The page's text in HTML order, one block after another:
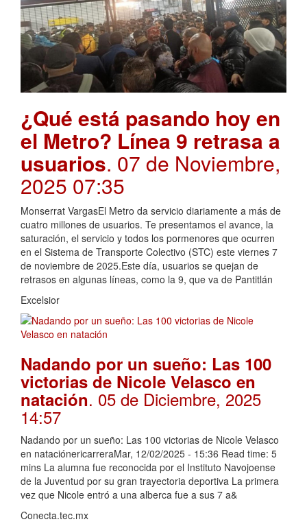
¿Qué está pasando hoy en
el Metro? Línea 9 retrasa a
usuarios. 07 de Noviembre,
2025 07:35
Monserrat VargasEl Metro da servicio diariamente a más de
cuatro millones de usuarios. Te presentamos el avance, la
saturación, el servicio y todos los pormenores que ocurren
en el Sistema de Transporte Colectivo (STC) este viernes 7
de noviembre de 2025.Este día, usuarios se quejan de
retrasos en algunas líneas, como la 9, que va de Pantitlán
Excelsior
Nadando por un sueño: Las 100
victorias de Nicole Velasco en
natación. 05 de Diciembre, 2025
14:57
Nadando por un sueño: Las 100 victorias de Nicole Velasco
en nataciónericarreraMar, 12/02/2025 - 15:36 Read time: 5
mins La alumna fue reconocida por el Instituto Navojoense
de la Juventud por su gran trayectoria deportiva La primera
vez que Nicole entró a una alberca fue a sus 7 a&
Conecta.tec.mx